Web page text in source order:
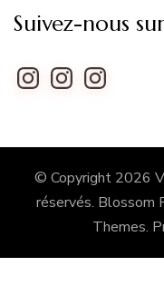
Suivez-nous
Instagram
InstagramInstagram
© Copyright 2026
réservés. Blossom
Themes.